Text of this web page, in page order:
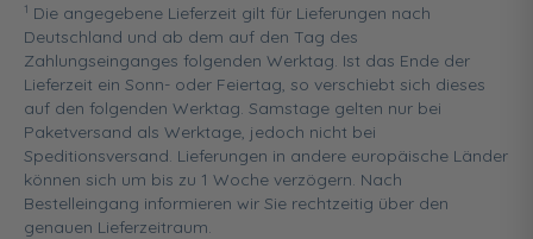
1 Die angegebene Lieferzeit gilt für Lieferungen nach
Deutschland und ab dem auf den Tag des
Zahlungseinganges folgenden Werktag. Ist das Ende der
Lieferzeit ein Sonn- oder Feiertag, so verschiebt sich dieses
auf den folgenden Werktag. Samstage gelten nur bei
Paketversand als Werktage, jedoch nicht bei
Speditionsversand. Lieferungen in andere europäische Länder
können sich um bis zu 1 Woche verzögern. Nach
Bestelleingang informieren wir Sie rechtzeitig über den
genauen Lieferzeitraum.